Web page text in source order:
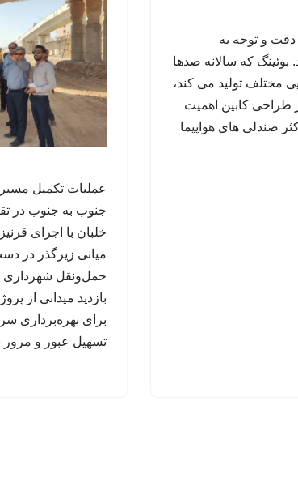
دقت و توجه به
که سالانه صدها
مختلف تولید می کند،
طراحی کابین اهمیت
صندلی های هواپیما
عملیات تکمیل
جنوب به جنوب در
خلبان با اجرای
میانی زیرگذر در
حمل‌ونقل شهرداری
بازدید میدانی از
برای بهره‌برداری
تسهیل عبور و مرور